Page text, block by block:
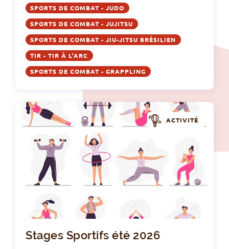
SPORTS DE COMBAT - JUDO
SPORTS DE COMBAT - JUJITSU
SPORTS DE COMBAT - JIU-JITSU BRÉSILIEN
TIR - TIR À L'ARC
SPORTS DE COMBAT - GRAPPLING
ACTIVITÉ
Stages Sportifs été 2026